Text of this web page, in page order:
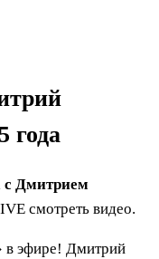
года
Дмитрием
смотреть видео.
в эфире! Дмитрий